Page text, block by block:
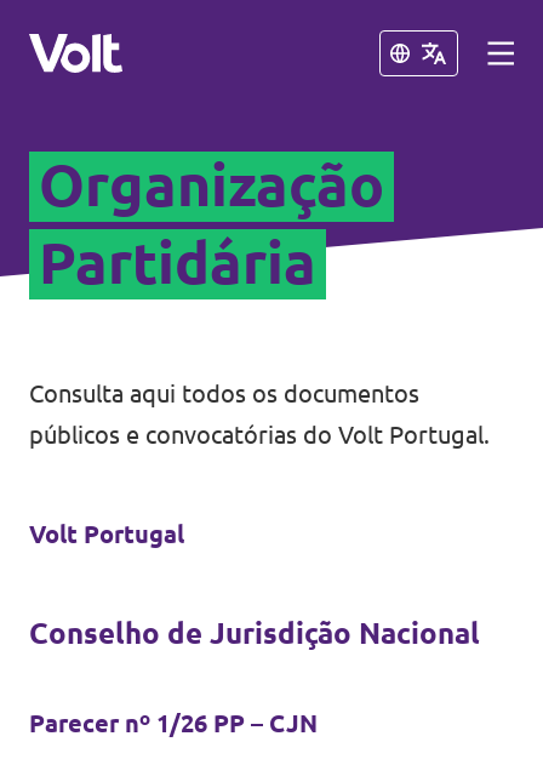
Fechar
Outros capítulos do Volt
Volt Espanha
Volt Países Baixos
Volt Bélgica
Fechar
Políticas
Pessoas
Notícias
Junta-te ao Volt!
Organização
Partidária
Consulta aqui todos os documentos
públicos e convocatórias do Volt Portugal.
Volt Portugal
Conselho de Jurisdição Nacional
Parecer nº 1/26 PP – CJN